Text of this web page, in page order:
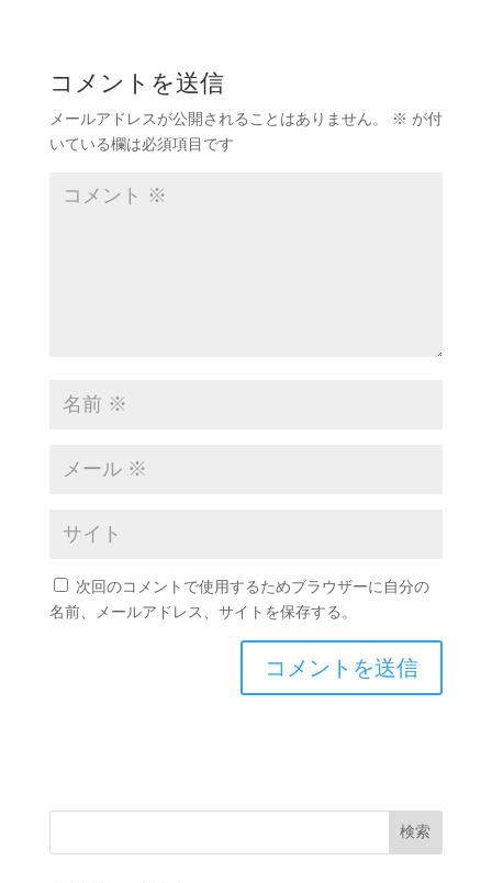
コメントを送信
メールアドレスが公開されることはありません。 ※ が付
いている欄は必須項目です
次回のコメントで使用するためブラウザーに自分の
名前、メールアドレス、サイトを保存する。
検索